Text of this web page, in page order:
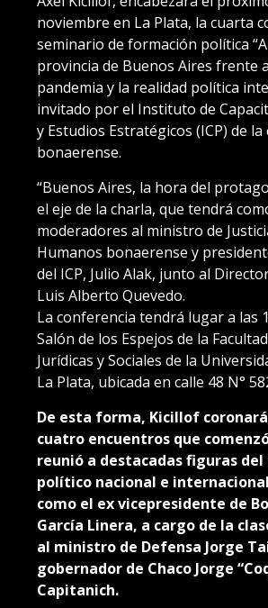
noviembre en La Plata, la cuarta
seminario de formación política
provincia de Buenos Aires frente
pandemia y la realidad política
invitado por el Instituto de
y Estudios Estratégicos (ICP) de la
bonaerense.
“Buenos Aires, la hora del
el eje de la charla, que tendrá
moderadores al ministro de
Humanos bonaerense y
del ICP, Julio Alak, junto al Director
Luis Alberto Quevedo.
La conferencia tendrá lugar a las
Salón de los Espejos de la
Jurídicas y Sociales de la
La Plata, ubicada en calle 48 N°
De esta forma, Kicillof
cuatro encuentros que
reunió a destacadas figuras
político nacional e
como el ex vicepresidente de
García Linera, a cargo de la
al ministro de Defensa Jorge
gobernador de Chaco Jorge
Capitanich.